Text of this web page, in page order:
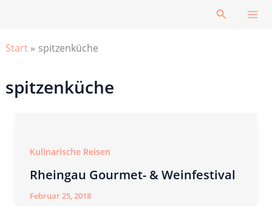
Suchen
Start spitzenküche
spitzenküche
Kulinarische Reisen
Rheingau Gourmet- & Weinfestival
Februar 25, 2018